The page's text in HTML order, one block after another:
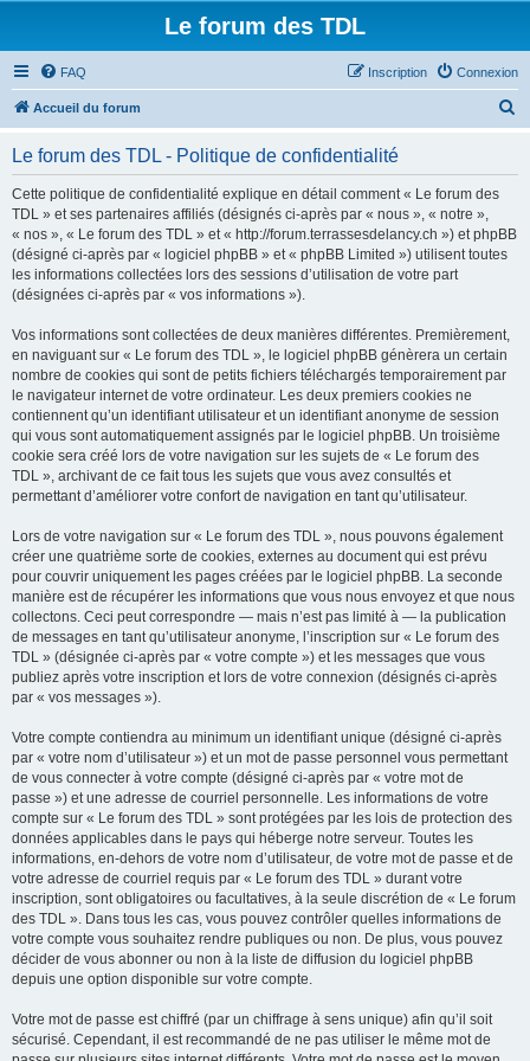
Le forum des TDL
FAQ Connexion
Inscription
Accueil du forum
Le forum des TDL - Politique de confidentialité
Cette politique de confidentialité explique en détail comment « Le forum des
TDL » et ses partenaires affiliés (désignés ci-après par « nous », « notre »,
« nos », « Le forum des TDL » et « http://forum.terrassesdelancy.ch ») et phpBB
(désigné ci-après par « logiciel phpBB » et « phpBB Limited ») utilisent toutes
les informations collectées lors des sessions d’utilisation de votre part
(désignées ci-après par « vos informations »).
Vos informations sont collectées de deux manières différentes. Premièrement,
en naviguant sur « Le forum des TDL », le logiciel phpBB génèrera un certain
nombre de cookies qui sont de petits fichiers téléchargés temporairement par
le navigateur internet de votre ordinateur. Les deux premiers cookies ne
contiennent qu’un identifiant utilisateur et un identifiant anonyme de session
qui vous sont automatiquement assignés par le logiciel phpBB. Un troisième
cookie sera créé lors de votre navigation sur les sujets de « Le forum des
TDL », archivant de ce fait tous les sujets que vous avez consultés et
permettant d’améliorer votre confort de navigation en tant qu’utilisateur.
Lors de votre navigation sur « Le forum des TDL », nous pouvons également
créer une quatrième sorte de cookies, externes au document qui est prévu
pour couvrir uniquement les pages créées par le logiciel phpBB. La seconde
manière est de récupérer les informations que vous nous envoyez et que nous
collectons. Ceci peut correspondre — mais n’est pas limité à — la publication
de messages en tant qu’utilisateur anonyme, l’inscription sur « Le forum des
TDL » (désignée ci-après par « votre compte ») et les messages que vous
publiez après votre inscription et lors de votre connexion (désignés ci-après
par « vos messages »).
Votre compte contiendra au minimum un identifiant unique (désigné ci-après
par « votre nom d’utilisateur ») et un mot de passe personnel vous permettant
de vous connecter à votre compte (désigné ci-après par « votre mot de
passe ») et une adresse de courriel personnelle. Les informations de votre
compte sur « Le forum des TDL » sont protégées par les lois de protection des
données applicables dans le pays qui héberge notre serveur. Toutes les
informations, en-dehors de votre nom d’utilisateur, de votre mot de passe et de
votre adresse de courriel requis par « Le forum des TDL » durant votre
inscription, sont obligatoires ou facultatives, à la seule discrétion de « Le forum
des TDL ». Dans tous les cas, vous pouvez contrôler quelles informations de
votre compte vous souhaitez rendre publiques ou non. De plus, vous pouvez
décider de vous abonner ou non à la liste de diffusion du logiciel phpBB
depuis une option disponible sur votre compte.
Votre mot de passe est chiffré (par un chiffrage à sens unique) afin qu’il soit
sécurisé. Cependant, il est recommandé de ne pas utiliser le même mot de